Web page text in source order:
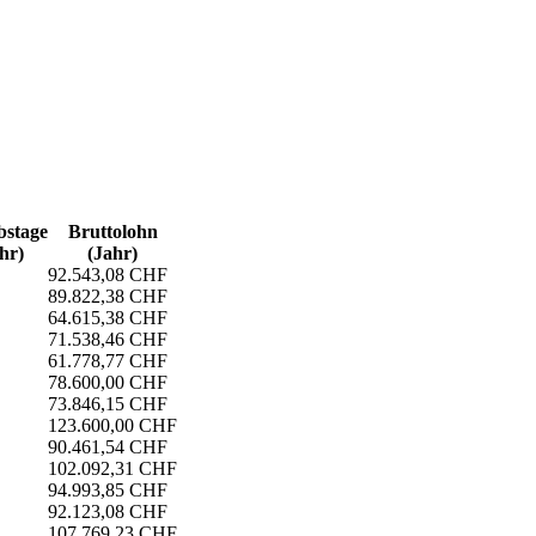
Bruttolohn
(Jahr)
92.543,08 CHF
89.822,38 CHF
64.615,38 CHF
71.538,46 CHF
61.778,77 CHF
78.600,00 CHF
73.846,15 CHF
123.600,00 CHF
90.461,54 CHF
102.092,31 CHF
94.993,85 CHF
92.123,08 CHF